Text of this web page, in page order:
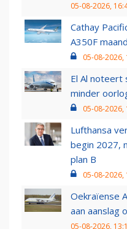
05-08-2026,
Cathay
A350F
05-08-2026,
El Al noteert
minder
05-08-2026,
Lufthansa
begin 2027,
plan B
05-08-2026,
Oekraïense
aan aanslag
05-08-2026,